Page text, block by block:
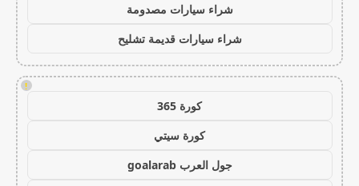
شراء سيارات مصدومة
شراء سيارات قديمة تشليح
!
كورة 365
كورة سيتي
جول العرب goalarab